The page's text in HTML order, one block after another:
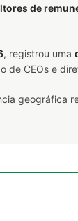
de
, registrou uma
CEOs e
geográfica